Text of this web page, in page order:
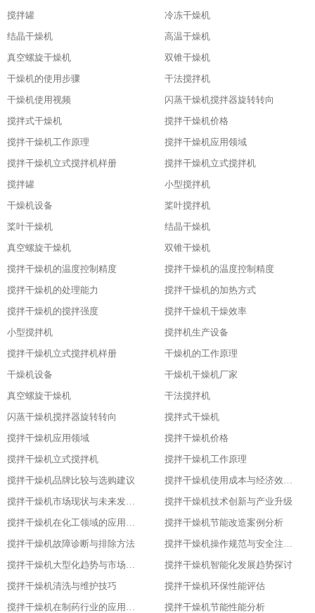
搅拌罐
冷冻干燥机
结晶干燥机
高温干燥机
真空螺旋干燥机
双锥干燥机
干燥机的使用步骤
干法搅拌机
干燥机使用视频
闪蒸干燥机搅拌器旋转转向
搅拌式干燥机
搅拌干燥机价格
搅拌干燥机工作原理
搅拌干燥机应用领域
搅拌干燥机立式搅拌机样册
搅拌干燥机立式搅拌机
搅拌罐
小型搅拌机
干燥机设备
桨叶搅拌机
桨叶干燥机
结晶干燥机
真空螺旋干燥机
双锥干燥机
搅拌干燥机的温度控制精度
搅拌干燥机的温度控制精度
搅拌干燥机的处理能力
搅拌干燥机的加热方式
搅拌干燥机的搅拌强度
搅拌干燥机干燥效率
小型搅拌机
搅拌机生产设备
搅拌干燥机立式搅拌机样册
干燥机的工作原理
干燥机设备
干燥机干燥机厂家
真空螺旋干燥机
干法搅拌机
闪蒸干燥机搅拌器旋转转向
搅拌式干燥机
搅拌干燥机应用领域
搅拌干燥机价格
搅拌干燥机立式搅拌机
搅拌干燥机工作原理
搅拌干燥机品牌比较与选购建议
搅拌干燥机使用成本与经济效益分析
搅拌干燥机市场现状与未来发展趋势
搅拌干燥机技术创新与产业升级
搅拌干燥机在化工领域的应用实践
搅拌干燥机节能改造案例分析
搅拌干燥机故障诊断与排除方法
搅拌干燥机操作规范与安全注意事项
搅拌干燥机大型化趋势与市场应用
搅拌干燥机智能化发展趋势探讨
搅拌干燥机清洗与维护技巧
搅拌干燥机环保性能评估
搅拌干燥机在制药行业的应用与优化
搅拌干燥机节能性能分析